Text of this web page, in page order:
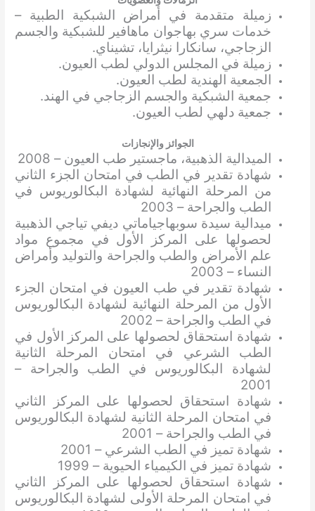
زميلة متقدمة في أمراض الشبكية الطبية –
خدمات سري بهاجوان ماهافير للشبكية والجسم
الزجاجي، سانكارا نيثرايا، تشيناي.
زميلة في المجلس الدولي لطب العيون.
الجمعية الهندية لطب العيون.
جمعية الشبكية والجسم الزجاجي في الهند.
جمعية دلهي لطب العيون.
الجوائز والإنجازات
الميدالية الذهبية، ماجستير طب العيون – 2008
شهادة تقدير في الطب في امتحان الجزء الثاني
من المرحلة النهائية لشهادة البكالوريوس في
الطب والجراحة – 2003
ميدالية سيدة سوبهاجياماتي ديفي تياجي الذهبية
لحصولها على المركز الأول في مجموع مواد
علم الأمراض والطب والجراحة والتوليد وأمراض
النساء – 2003
شهادة تقدير في طب العيون في امتحان الجزء
الأول من المرحلة النهائية لشهادة البكالوريوس
في الطب والجراحة – 2002
شهادة استحقاق لحصولها على المركز الأول في
الطب الشرعي في امتحان المرحلة الثانية
لشهادة البكالوريوس في الطب والجراحة –
2001
شهادة استحقاق لحصولها على المركز الثاني
في امتحان المرحلة الثانية لشهادة البكالوريوس
في الطب والجراحة – 2001
شهادة تميز في الطب الشرعي – 2001
شهادة تميز في الكيمياء الحيوية – 1999
شهادة استحقاق لحصولها على المركز الثاني
في امتحان المرحلة الأولى لشهادة البكالوريوس